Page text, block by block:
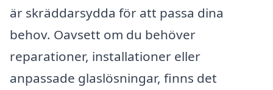
är skräddarsydda för att passa dina
behov. Oavsett om du behöver
reparationer, installationer eller
anpassade glaslösningar, finns det